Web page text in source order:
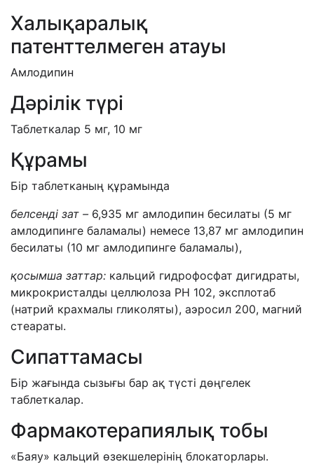
Халықаралық
патенттелмеген атауы
Амлодипин
Дәрілік түрі
Таблеткалар 5 мг, 10 мг
Құрамы
Бір таблетканың құрамында
белсенді зат – 6,935 мг амлодипин бесилаты (5 мг
амлодипинге баламалы) немесе 13,87 мг амлодипин
бесилаты (10 мг амлодипинге баламалы),
қосымша заттар: кальций гидрофосфат дигидраты,
микрокристалды целлюлоза РН 102, эксплотаб
(натрий крахмалы гликоляты), аэросил 200, магний
стеараты.
Сипаттамасы
Бір жағында сызығы бар ақ түсті дөңгелек
таблеткалар.
Фармакотерапиялық тобы
«Баяу» кальций өзекшелерінің блокаторлары.